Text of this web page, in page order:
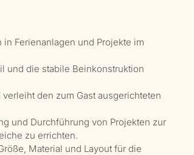
Ferienanlagen und Projekte im
und die stabile Beinkonstruktion
den zum Gast ausgerichteten
und Durchführung von Projekten zur
zu errichten.
Material und Layout für die